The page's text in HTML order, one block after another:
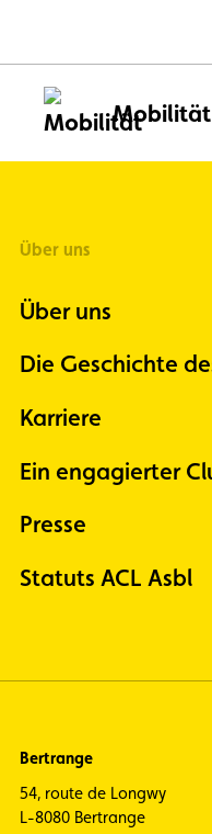
Mobilität
Über uns
Über uns
Die Geschichte
Karriere
Ein engagierter
Presse
Statuts ACL Asbl
Bertrange
54, route de Longwy
L-8080 Bertrange